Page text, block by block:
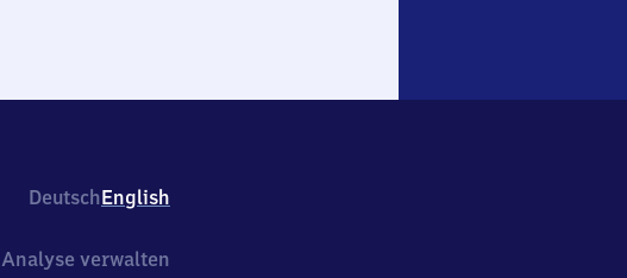
DeutschEnglish
Analyse verwalten